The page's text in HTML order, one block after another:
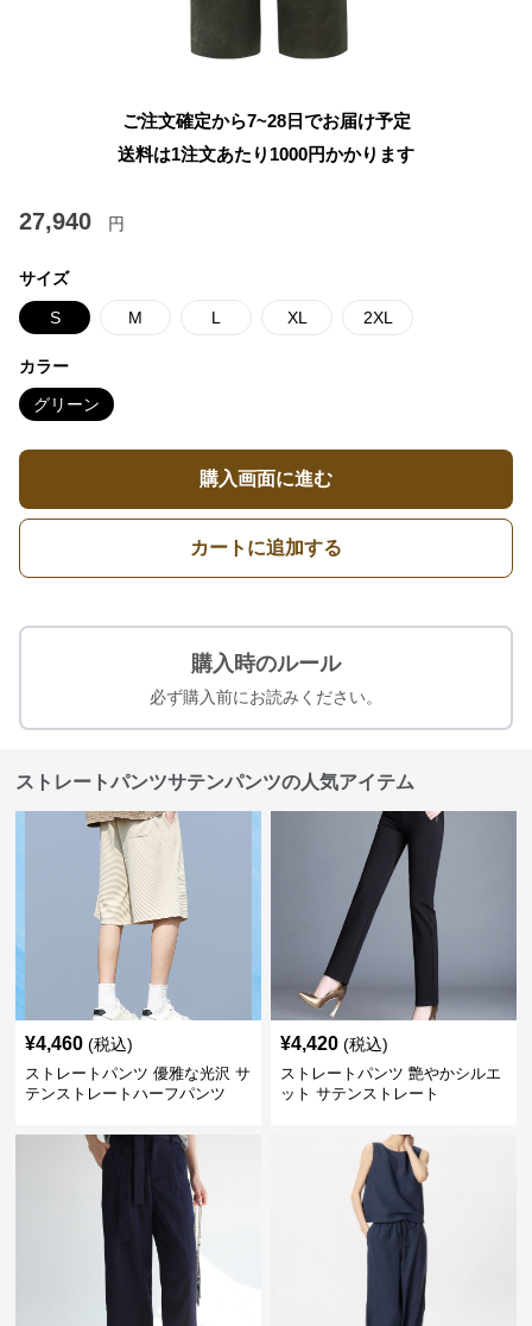
ご注文確定から7~28日でお届け予定
送料は1注文あたり 1000円かかります
27,940 円
サイズ
S M L XL 2XL
カラー
グリーン
購入画面に進む
カートに追加する
購入時のルール
必ず購入前にお読みください。
ストレートパンツサテンパンツの人気アイテム
¥4,460 (税込)
ストレートパンツ 優雅な光沢 サ
テンストレートハーフパンツ
¥4,420 (税込)
ストレートパンツ 艶やかシルエ
ット サテンストレート